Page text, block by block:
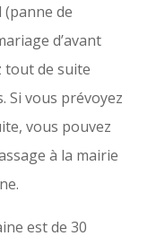
de
d’avant
tout de suite
Si vous prévoyez
vous pouvez
à la mairie
est de 30